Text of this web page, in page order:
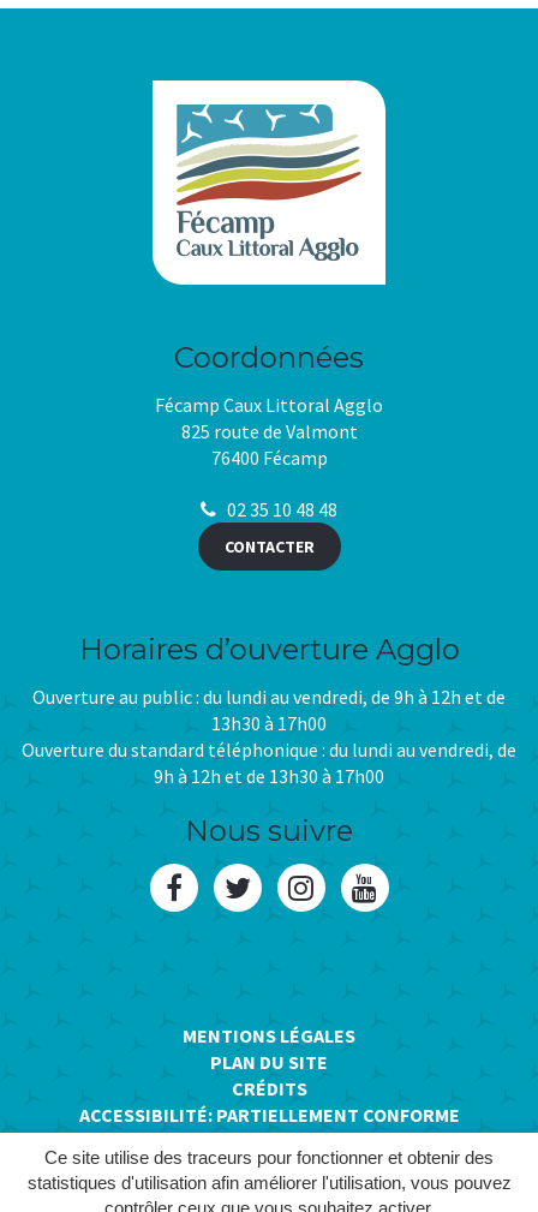
Ce site utilise des traceurs pour fonctionner et obtenir des
statistiques d'utilisation afin améliorer l'utilisation, vous pouvez
contrôler ceux que vous souhaitez activer.
Coordonnées
Fécamp Caux Littoral Agglo
825 route de Valmont
76400 Fécamp
02 35 10 48 48
CONTACTER
Horaires d’ouverture Agglo
Ouverture au public : du lundi au vendredi, de 9h à 12h et de
13h30 à 17h00
Ouverture du standard téléphonique : du lundi au vendredi, de
9h à 12h et de 13h30 à 17h00
Nous suivre
Lien
compte
Facebook
Lien
compte
Twitter
Lien
compte
Instagram
Lien
MENTIONS LÉGALES
PLAN DU SITE
CRÉDITS
ACCESSIBILITÉ: PARTIELLEMENT CONFORME